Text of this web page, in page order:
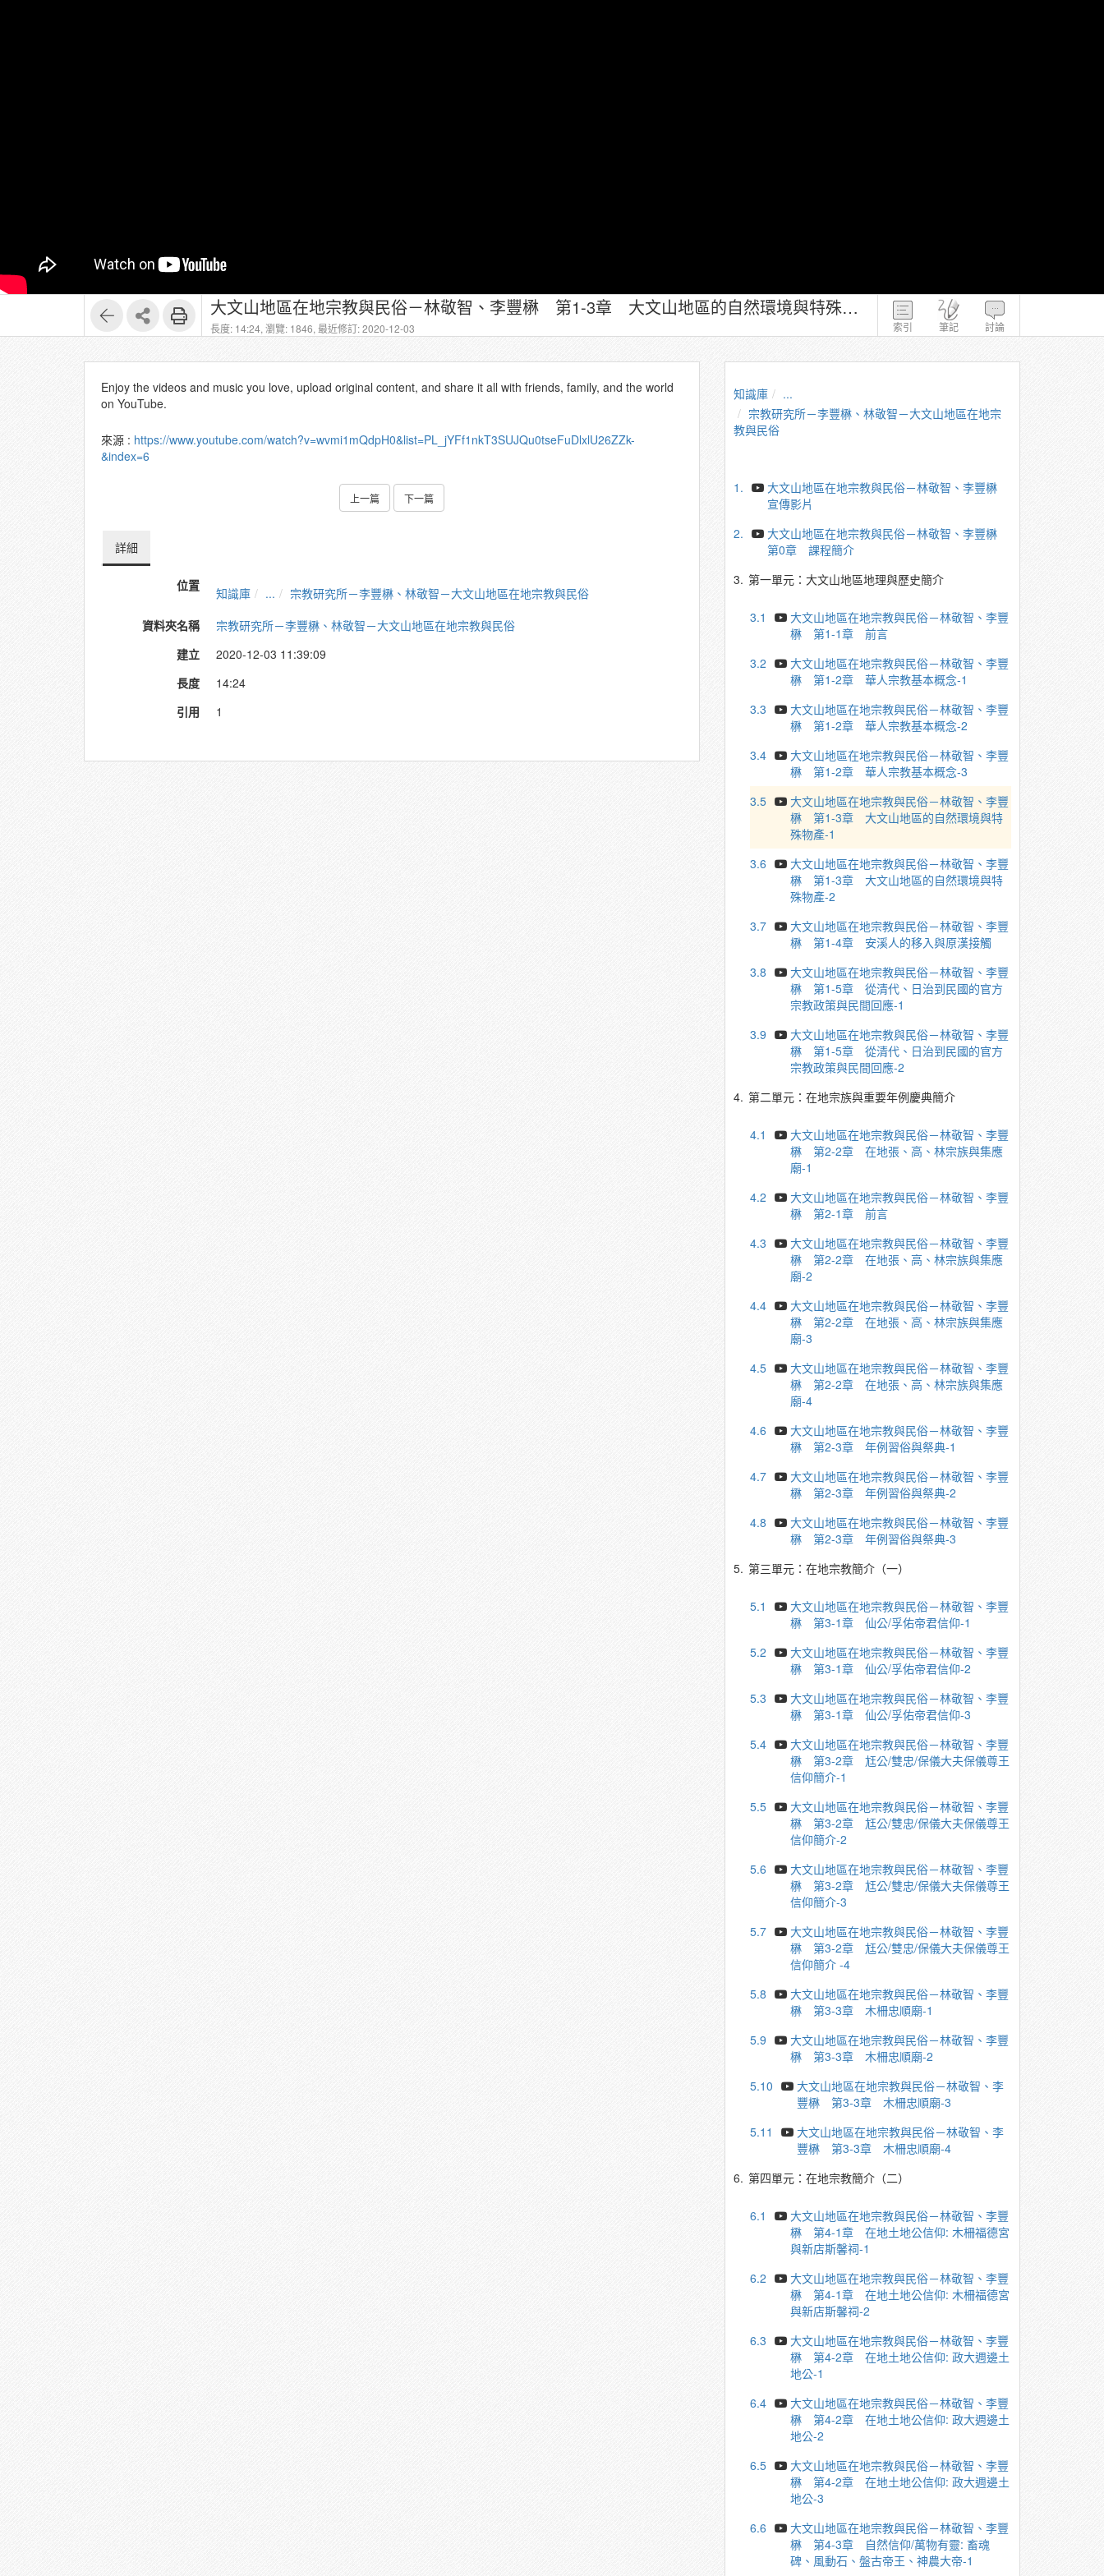
索引 筆記 討論
大文山地區在地宗教與民俗－林敬智、李豐楙 第1-3章 大文山地區的自然環境與特殊物產-1
長度: 14:24, 瀏覽: 1846, 最近修訂: 2020-12-03
Enjoy the videos and music you love, upload original content, and share it all with friends, family, and the world
on YouTube.
來源 : https://www.youtube.com/watch?v=wvmi1mQdpH0&list=PL_jYFf1nkT3SUJQu0tseFuDlxlU26ZZk-
&index=6
上一篇 下一篇
詳細
位置 知識庫 ...
宗教研究所－李豐楙、林敬智－大文山地區在地宗教與民俗
資料夾名稱
宗教研究所－李豐楙、林敬智－大文山地區在地宗教與民俗
建立
2020-12-03 11:39:09
長度
14:24
引用
1
知識庫
...
宗教研究所－李豐楙、林敬智－大文山地區在地宗
教與民俗
1.
大文山地區在地宗教與民俗－林敬智、李豐楙
宣傳影片
2.
大文山地區在地宗教與民俗－林敬智、李豐楙
第0章 課程簡介
3. 第一單元：大文山地區地理與歷史簡介
3.1
大文山地區在地宗教與民俗－林敬智、李豐
楙 第1-1章 前言
3.2
大文山地區在地宗教與民俗－林敬智、李豐
楙 第1-2章 華人宗教基本概念-1
3.3
大文山地區在地宗教與民俗－林敬智、李豐
楙 第1-2章 華人宗教基本概念-2
3.4
大文山地區在地宗教與民俗－林敬智、李豐
楙 第1-2章 華人宗教基本概念-3
3.5
大文山地區在地宗教與民俗－林敬智、李豐
楙 第1-3章 大文山地區的自然環境與特
殊物產-1
3.6
大文山地區在地宗教與民俗－林敬智、李豐
楙 第1-3章 大文山地區的自然環境與特
殊物產-2
3.7
大文山地區在地宗教與民俗－林敬智、李豐
楙 第1-4章 安溪人的移入與原漢接觸
3.8
大文山地區在地宗教與民俗－林敬智、李豐
楙 第1-5章 從清代、日治到民國的官方
宗教政策與民間回應-1
3.9
大文山地區在地宗教與民俗－林敬智、李豐
楙 第1-5章 從清代、日治到民國的官方
宗教政策與民間回應-2
4. 第二單元：在地宗族與重要年例慶典簡介
4.1
大文山地區在地宗教與民俗－林敬智、李豐
楙 第2-2章 在地張、高、林宗族與集應
廟-1
4.2
大文山地區在地宗教與民俗－林敬智、李豐
楙 第2-1章 前言
4.3
大文山地區在地宗教與民俗－林敬智、李豐
楙 第2-2章 在地張、高、林宗族與集應
廟-2
4.4
大文山地區在地宗教與民俗－林敬智、李豐
楙 第2-2章 在地張、高、林宗族與集應
廟-3
4.5
大文山地區在地宗教與民俗－林敬智、李豐
楙 第2-2章 在地張、高、林宗族與集應
廟-4
4.6
大文山地區在地宗教與民俗－林敬智、李豐
楙 第2-3章 年例習俗與祭典-1
4.7
大文山地區在地宗教與民俗－林敬智、李豐
楙 第2-3章 年例習俗與祭典-2
4.8
大文山地區在地宗教與民俗－林敬智、李豐
楙 第2-3章 年例習俗與祭典-3
5. 第三單元：在地宗教簡介（一）
5.1
大文山地區在地宗教與民俗－林敬智、李豐
楙 第3-1章 仙公/孚佑帝君信仰-1
5.2
大文山地區在地宗教與民俗－林敬智、李豐
楙 第3-1章 仙公/孚佑帝君信仰-2
5.3
大文山地區在地宗教與民俗－林敬智、李豐
楙 第3-1章 仙公/孚佑帝君信仰-3
5.4
大文山地區在地宗教與民俗－林敬智、李豐
楙 第3-2章 尪公/雙忠/保儀大夫保儀尊王
信仰簡介-1
5.5
大文山地區在地宗教與民俗－林敬智、李豐
楙 第3-2章 尪公/雙忠/保儀大夫保儀尊王
信仰簡介-2
5.6
大文山地區在地宗教與民俗－林敬智、李豐
楙 第3-2章 尪公/雙忠/保儀大夫保儀尊王
信仰簡介-3
5.7
大文山地區在地宗教與民俗－林敬智、李豐
楙 第3-2章 尪公/雙忠/保儀大夫保儀尊王
信仰簡介 -4
5.8
大文山地區在地宗教與民俗－林敬智、李豐
楙 第3-3章 木柵忠順廟-1
5.9
大文山地區在地宗教與民俗－林敬智、李豐
楙 第3-3章 木柵忠順廟-2
5.10
大文山地區在地宗教與民俗－林敬智、李
豐楙 第3-3章 木柵忠順廟-3
5.11
大文山地區在地宗教與民俗－林敬智、李
豐楙 第3-3章 木柵忠順廟-4
6. 第四單元：在地宗教簡介（二）
6.1
大文山地區在地宗教與民俗－林敬智、李豐
楙 第4-1章 在地土地公信仰: 木柵福德宮
與新店斯馨祠-1
6.2
大文山地區在地宗教與民俗－林敬智、李豐
楙 第4-1章 在地土地公信仰: 木柵福德宮
與新店斯馨祠-2
6.3
大文山地區在地宗教與民俗－林敬智、李豐
楙 第4-2章 在地土地公信仰: 政大週邊土
地公-1
6.4
大文山地區在地宗教與民俗－林敬智、李豐
楙 第4-2章 在地土地公信仰: 政大週邊土
地公-2
6.5
大文山地區在地宗教與民俗－林敬智、李豐
楙 第4-2章 在地土地公信仰: 政大週邊土
地公-3
6.6
大文山地區在地宗教與民俗－林敬智、李豐
楙 第4-3章 自然信仰/萬物有靈: 畜魂
碑、風動石、盤古帝王、神農大帝-1